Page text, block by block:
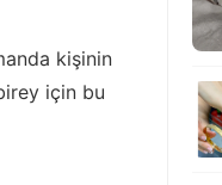
kişinin
için bu